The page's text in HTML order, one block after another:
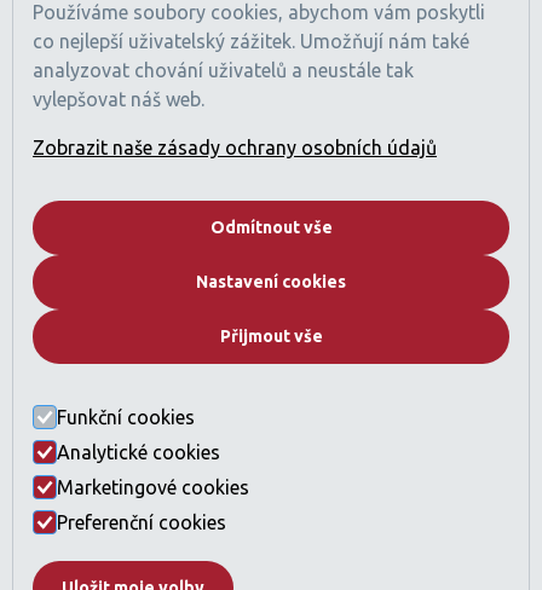
Dubaj, SAE
Číslo obchodní licence: 1470425
Registrace RERA: 49189
Obchodní registr: 2529912
Licencovaná činnost: Zprostředkování nákupu a prodeje
nemovitostí
s požadavky regulací SAE).
Kdo jsme
Developeři
Právní ustanovení a GDPR
Licence a compliance
Nastavení cookies
Používáme soubory cookies, abychom vám poskytli
co nejlepší uživatelský zážitek. Umožňují nám také
analyzovat chování uživatelů a neustále tak
vylepšovat náš web.
Zobrazit naše zásady ochrany osobních údajů
Odmítnout vše
Nastavení cookies
Přijmout vše
Funkční cookies
Analytické cookies
Marketingové cookies
Preferenční cookies